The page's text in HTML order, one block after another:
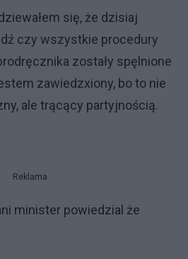
się, że dzisiaj
czy wszystkie procedury
zostały spęlnione
zawiedzxiony, bo to nie
ale trącący partyjnością.
Reklama
minister powiedzial że